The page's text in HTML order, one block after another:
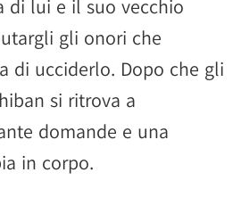
di lui e il suo vecchio
gli onori che
di ucciderlo. Dopo che gli
si ritrova a
domande e una
in corpo.